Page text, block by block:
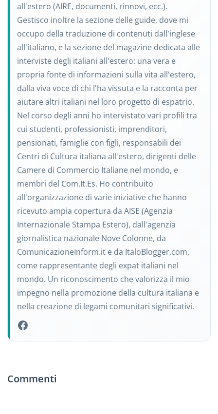
all'estero (AIRE, documenti, rinnovi, ecc.).
Gestisco inoltre la sezione delle guide, dove mi
occupo della traduzione di contenuti dall'inglese
all'italiano, e la sezione del magazine dedicata alle
interviste degli italiani all'estero: una vera e
propria fonte di informazioni sulla vita all'estero,
dalla viva voce di chi l'ha vissuta e la racconta per
aiutare altri italiani nel loro progetto di espatrio.
Nel corso degli anni ho intervistato vari profili tra
cui studenti, professionisti, imprenditori,
pensionati, famiglie con figli, responsabili dei
Centri di Cultura italiana all'estero, dirigenti delle
Camere di Commercio Italiane nel mondo, e
membri del Com.It.Es. Ho contribuito
all'organizzazione di varie iniziative che hanno
ricevuto ampia copertura da AISE (Agenzia
Internazionale Stampa Estero), dall'agenzia
giornalistica nazionale Nove Colonne, da
ComunicazioneInform.it e da ItaloBlogger.com,
come rappresentante degli expat italiani nel
mondo. Un riconoscimento che valorizza il mio
impegno nella promozione della cultura italiana e
nella creazione di legami comunitari significativi.
Commenti